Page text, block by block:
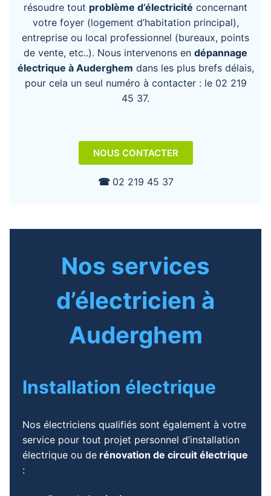
résoudre tout problème d’électricité concernant
votre foyer (logement d’habitation principal),
entreprise ou local professionnel (bureaux, points
de vente, etc..). Nous intervenons en dépannage
électrique à Auderghem dans les plus brefs délais,
pour cela un seul numéro à contacter : le 02 219
45 37.
NOUS CONTACTER
☎︎ 02 219 45 37
Nos services
d’électricien à
Auderghem
Installation électrique
Nos électriciens qualifiés sont également à votre
service pour tout projet personnel d’installation
électrique ou derénovation de circuit électrique
: